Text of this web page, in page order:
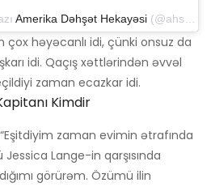
Amerika Dəhşət Hekayəsi (@ahsfx) 1 dekabr 2018-ci il tarixində, saat 13: 59-da
həyəcanlı idi, çünki onsuz da
idi. Qaçış xəttlərindən əvvəl
zaman ecazkar idi.
Kimdir
zaman evimin ətrafında
Lange-in qarşısında
görürəm. Özümü ilin